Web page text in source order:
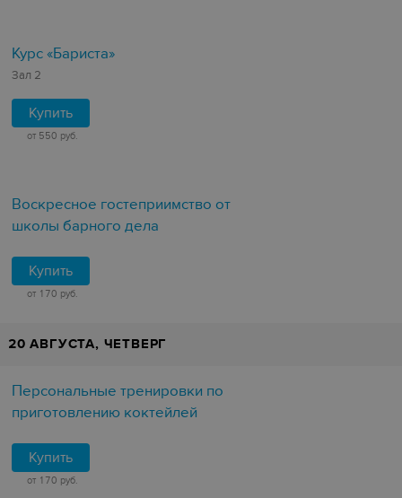
Курс «Бариста»
Зал 2
Купить
от 550 руб.
Воскресное гостеприимство от
школы барного дела
Купить
от 170 руб.
20 АВГУСТА, ЧЕТВЕРГ
Персональные тренировки по
приготовлению коктейлей
Купить
от 170 руб.